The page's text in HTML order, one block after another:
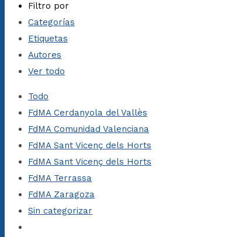
Filtro por
Categorías
Etiquetas
Autores
Ver todo
Todo
FdMA Cerdanyola del Vallès
FdMA Comunidad Valenciana
FdMA Sant Vicenç dels Horts
FdMA Sant Vicenç dels Horts
FdMA Terrassa
FdMA Zaragoza
Sin categorizar